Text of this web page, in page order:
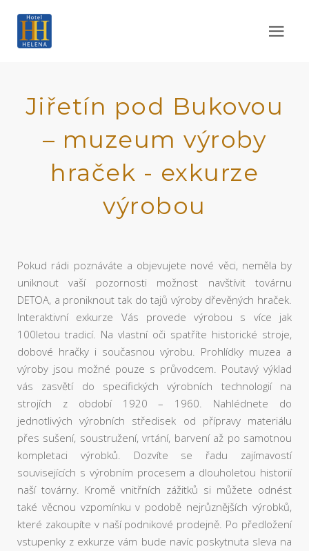
Jiřetín pod Bukovou
– muzeum výroby
hraček - exkurze
výrobou
Pokud rádi poznáváte a objevujete nové věci, neměla by
uniknout vaší pozornosti možnost navštívit továrnu
DETOA, a proniknout tak do tajů výroby dřevěných hraček.
Interaktivní exkurze Vás provede výrobou s více jak
100letou tradicí. Na vlastní oči spatříte historické stroje,
dobové hračky i současnou výrobu. Prohlídky muzea a
výroby jsou možné pouze s průvodcem. Poutavý výklad
vás zasvětí do specifických výrobních technologií na
strojích z období 1920 – 1960. Nahlédnete do
jednotlivých výrobních středisek od přípravy materiálu
přes sušení, soustružení, vrtání, barvení až po samotnou
kompletaci výrobků. Dozvíte se řadu zajímavostí
souvisejících s výrobním procesem a dlouholetou historií
naší továrny. Kromě vnitřních zážitků si můžete odnést
také věcnou vzpomínku v podobě nejrůznějších výrobků,
které zakoupíte v naší podnikové prodejně. Po předložení
vstupenky z exkurze vám bude navíc poskytnuta sleva na